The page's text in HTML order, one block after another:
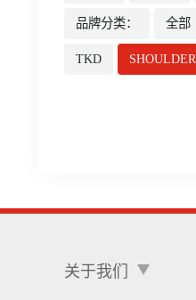
品牌分类： 全部
TKD SHOULDER
关于我们